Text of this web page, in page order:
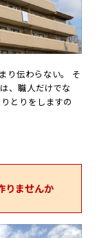
伝わらない。
そ
、職人だけでな
とりをしますの
りませんか